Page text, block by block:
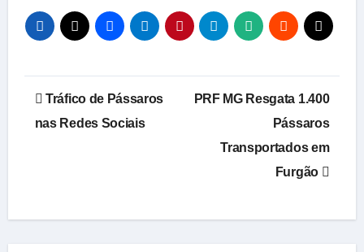
Navegação
de
Tráfico de Pássaros
nas Redes Sociais
PRF MG Resgata 1.400
Pássaros
Transportados em
Furgão